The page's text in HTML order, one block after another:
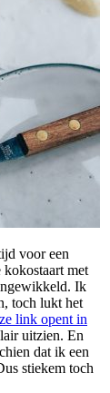
voor een
met
Ik
toch lukt het
link opent in
uitzien. En
dat ik een
stiekem toch